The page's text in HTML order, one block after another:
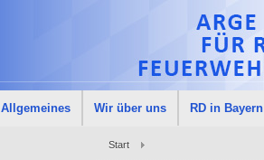
Allgemeines Wir über uns RD in Bayern
Start